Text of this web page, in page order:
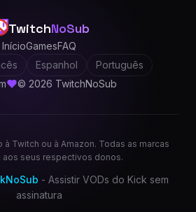
TwitchNoSub
InícioGamesFAQ
Espanhol
Português
© 2026 TwitchNoSub
à Twitch ou à Amazon. Todas as marcas
aos seus respectivos donos.
- Assistir VODs do Kick sem
assinatura